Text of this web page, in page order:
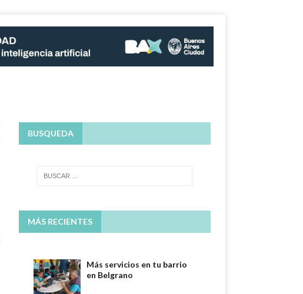
BUSQUEDA
MÁS RECIENTES
Más servicios en tu barrio
en Belgrano